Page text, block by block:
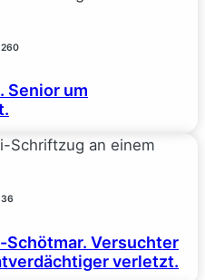
260
Senior um
36
Schötmar. Versuchter
verletzt.